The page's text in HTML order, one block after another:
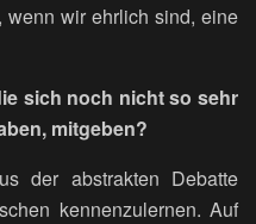
wenn wir ehrlich sind, eine
sich noch nicht so sehr
mitgeben?
der abstrakten Debatte
kennenzulernen. Auf